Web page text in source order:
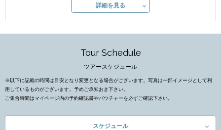
詳細を見る
Tour Schedule
ツアースケジュール
※以下に記載の時間は目安となり変更となる場合がございます。写真は一部イメージとして利
用しているものがございます。予めご承知おき下さい。
ご集合時間はマイページ内の予約確認書やバウチャーを必ずご確認下さい。
スケジュール